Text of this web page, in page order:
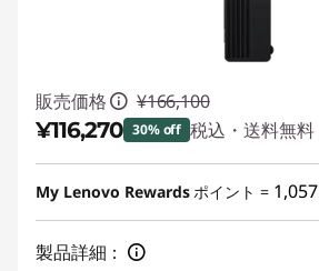
販売価格 ¥166,100
¥116,270 30% off 税込・送料無料
特別割引 :-¥49,830
My Lenovo Rewardsポイント = 1,057
製品詳細：